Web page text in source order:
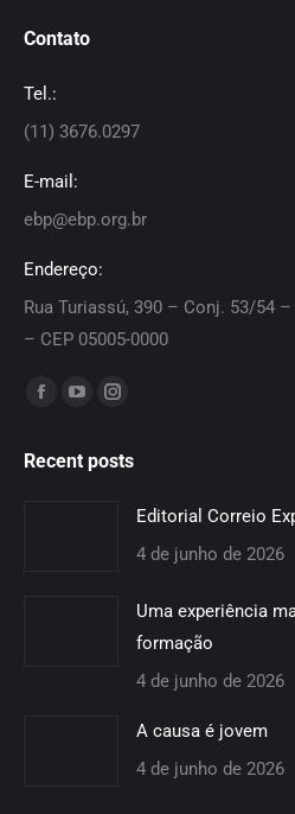
Contato
Tel.:
(11) 3676.0297
E-mail:
ebp@ebp.org.br
Endereço:
Rua Turiassú, 390 – Conj. 53/54
– CEP 05005-0000
Encontre-nos em:
Facebook
opens
YouTube
opens
window
Instagram
opens
window
Recent posts
Editorial Correio
4 de junho de 2026
Uma experiência
formação
4 de junho de 2026
A causa é jovem
4 de junho de 2026